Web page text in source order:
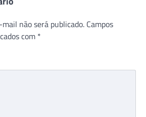
não será publicado. Campos
com *